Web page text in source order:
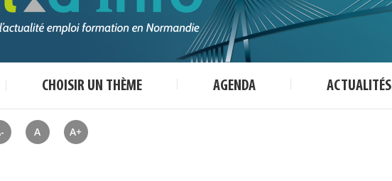
CHOISIR UN THÈME AGENDA ACTUALITÉS
A A+